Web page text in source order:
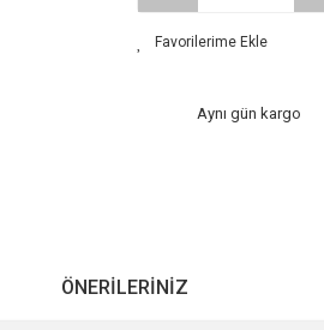
Aynı gün kargo
ÖNERILERINIZ